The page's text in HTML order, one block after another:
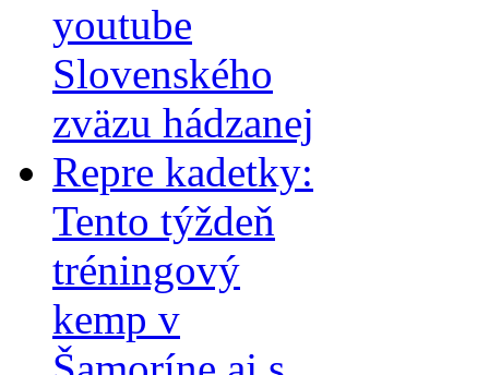
youtube
Slovenského
zväzu hádzanej
Repre kadetky:
Tento týždeň
tréningový
kemp v